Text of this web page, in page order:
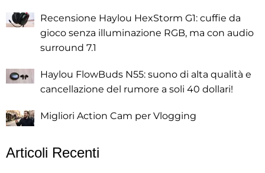
Recensione Haylou HexStorm G1: cuffie da
gioco senza illuminazione RGB, ma con audio
surround 7.1
Haylou FlowBuds N55: suono di alta qualità e
cancellazione del rumore a soli 40 dollari!
Migliori Action Cam per Vlogging
Articoli Recenti